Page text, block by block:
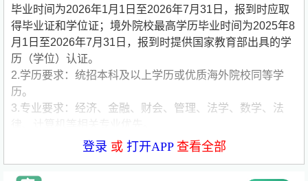
毕业时间为2026年1月1日至2026年7月31日，报到时应取
得毕业证和学位证；境外院校最高学历毕业时间为2025年8
月1日至2026年7月31日，报到时提供国家教育部出具的学
历（学位）认证。
2.学历要求：统招本科及以上学历或优质海外院校同等学
历。
3.专业要求：经济、金融、财会、管理、法学、数学、法
二、工作地点：莆田市。
谈。
登录 或 打开APP查看全部